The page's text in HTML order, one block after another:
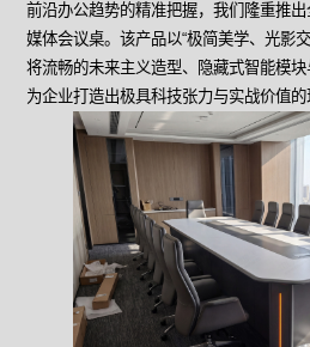
前沿办公趋势的精准把握，我们隆重推
媒体会议桌。该产品以“极简美学、光影
将流畅的未来主义造型、隐藏式智能模块
为企业打造出极具科技张力与实战价值的